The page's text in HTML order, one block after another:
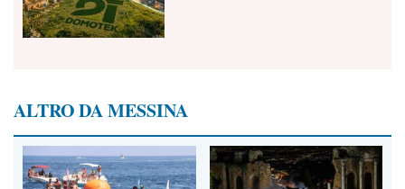
ALTRO DA MESSINA